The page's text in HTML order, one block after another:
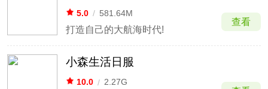
5.0 / 581.64M
打造自己的大航海时代!
查看
小森生活日服
10.0 / 2.27G